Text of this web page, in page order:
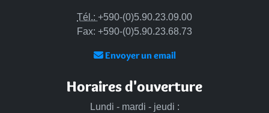
Tél.: +590-(0)5.90.23.09.00
Fax: +590-(0)5.90.23.68.73
Envoyer un email
Horaires d'ouverture
Lundi - mardi - jeudi :